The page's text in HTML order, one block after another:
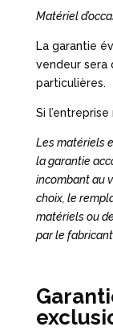
Matériel
La garantie
vendeur sera
particulières.
Si
Les matériels
la garantie
incombant au
choix, le
matériels ou
par le